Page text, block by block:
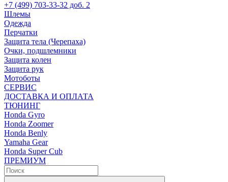
+7 (499) 703-33-32 доб. 2
Шлемы
Одежда
Перчатки
Защита тела (Черепаха)
Очки, подшлемники
Защита колен
Защита рук
Мотоботы
СЕРВИС
ДОСТАВКА И ОПЛАТА
ТЮНИНГ
Honda Gyro
Honda Zoomer
Honda Benly
Yamaha Gear
Honda Super Cub
ПРЕМИУМ